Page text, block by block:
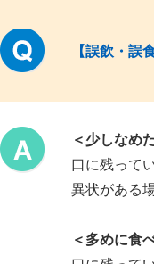
【誤飲・誤
＜少しなめ
口に残って
異状がある
＜多めに食